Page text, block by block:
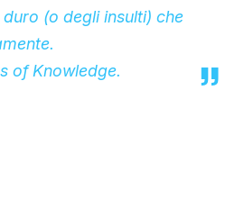
(o degli insulti) che
of Knowledge.